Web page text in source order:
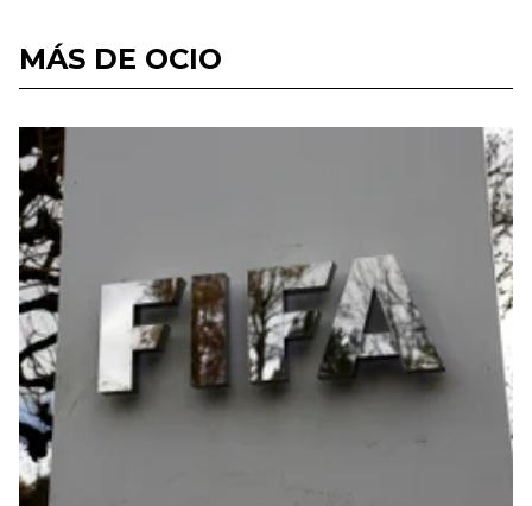
MÁS DE OCIO